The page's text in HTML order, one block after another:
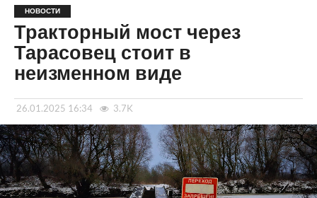
НОВОСТИ
Тракторный мост через
Тарасовец стоит в
неизменном виде
26.01.2025 16:34 3.7K